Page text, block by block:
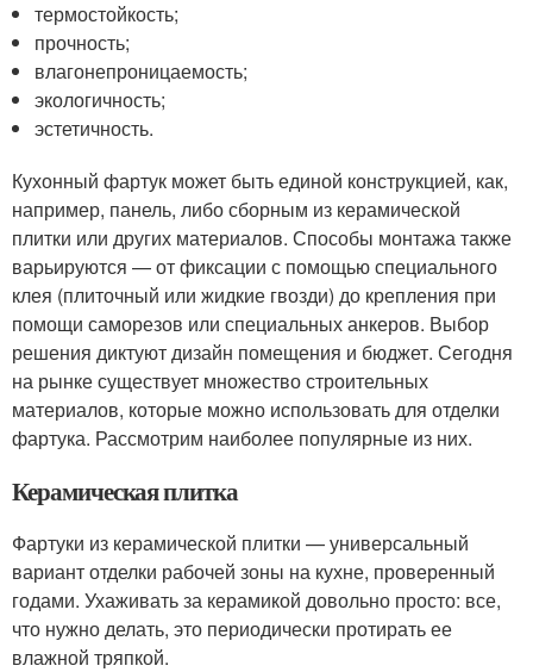
термостойкость;
прочность;
влагонепроницаемость;
экологичность;
эстетичность.
Кухонный фартук может быть единой конструкцией, как,
например, панель, либо сборным из керамической
плитки или других материалов. Способы монтажа также
варьируются — от фиксации с помощью специального
клея (плиточный или жидкие гвозди) до крепления при
помощи саморезов или специальных анкеров. Выбор
решения диктуют дизайн помещения и бюджет. Сегодня
на рынке существует множество строительных
материалов, которые можно использовать для отделки
фартука. Рассмотрим наиболее популярные из них.
Керамическая плитка
Фартуки из керамической плитки — универсальный
вариант отделки рабочей зоны на кухне, проверенный
годами. Ухаживать за керамикой довольно просто: все,
что нужно делать, это периодически протирать ее
влажной тряпкой.